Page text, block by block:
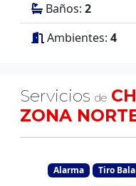
Baños: 2
Ambientes: 4
Servicios de
ZONA
Alarma Tiro